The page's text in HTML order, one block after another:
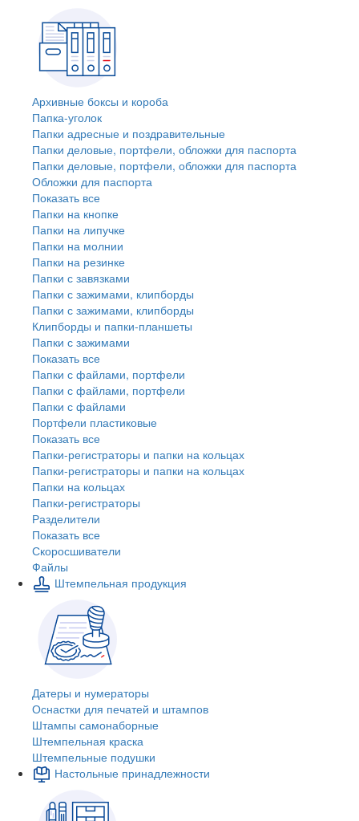
Архивные боксы и короба
Папка-уголок
Папки адресные и поздравительные
Папки деловые, портфели, обложки для паспорта
Папки деловые, портфели, обложки для паспорта
Обложки для паспорта
Показать все
Папки на кнопке
Папки на липучке
Папки на молнии
Папки на резинке
Папки с завязками
Папки с зажимами, клипборды
Папки с зажимами, клипборды
Клипборды и папки-планшеты
Папки с зажимами
Показать все
Папки с файлами, портфели
Папки с файлами, портфели
Папки с файлами
Портфели пластиковые
Показать все
Папки-регистраторы и папки на кольцах
Папки-регистраторы и папки на кольцах
Папки на кольцах
Папки-регистраторы
Разделители
Показать все
Скоросшиватели
Файлы
Штемпельная продукция
Датеры и нумераторы
Оснастки для печатей и штампов
Штампы самонаборные
Штемпельная краска
Штемпельные подушки
Настольные принадлежности